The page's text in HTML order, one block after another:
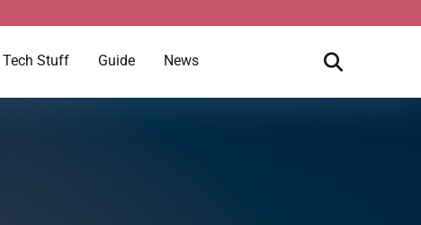
Tech Stuff Guide News